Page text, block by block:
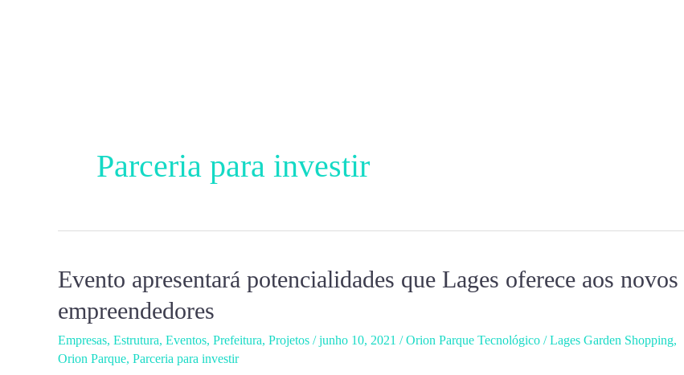
Parceria para investir
Evento apresentará potencialidades que Lages oferece aos novos
empreendedores
Empresas, Estrutura, Eventos, Prefeitura, Projetos /junho 10, 2021 /Orion Parque Tecnológico /Lages Garden Shopping,
Orion Parque, Parceria para investir
Evento
potencialidades
que
Lages